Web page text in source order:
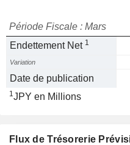
Période Fiscale : Mars
Endettement Net 1
Variation
Date de publication
1JPY en Millions
Flux de Trésorerie